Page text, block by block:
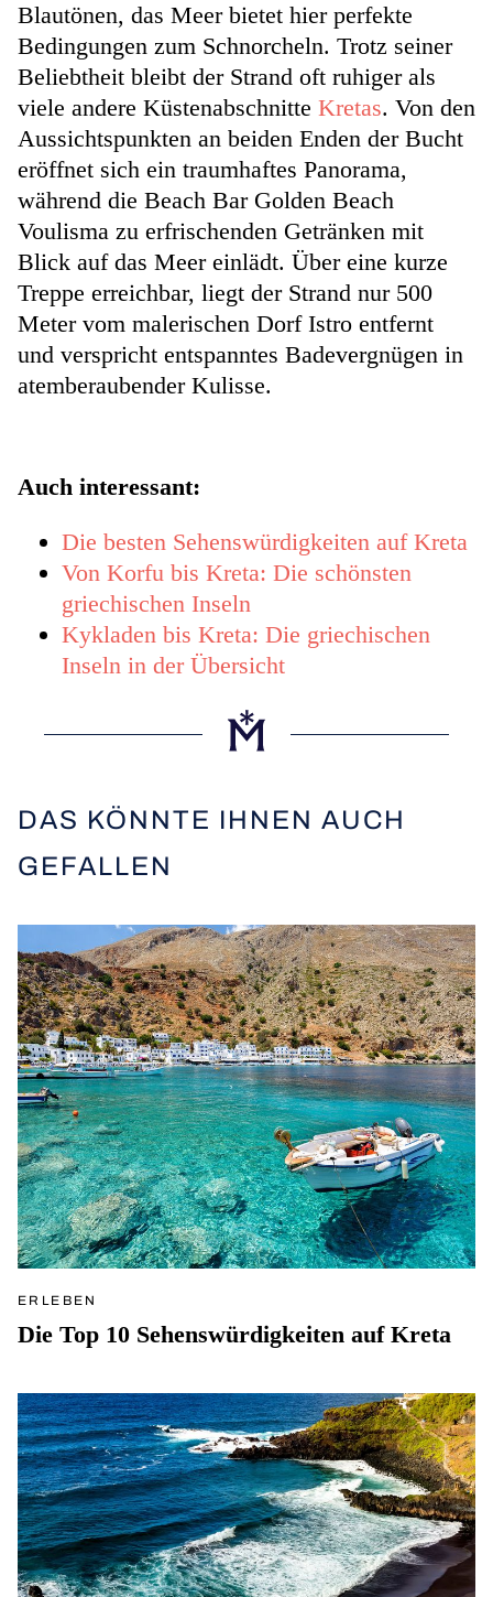
Blautönen, das Meer bietet hier perfekte
Bedingungen zum Schnorcheln. Trotz seiner
Beliebtheit bleibt der Strand oft ruhiger als
viele andere Küstenabschnitte Kretas. Von den
Aussichtspunkten an beiden Enden der Bucht
eröffnet sich ein traumhaftes Panorama,
während die Beach Bar Golden Beach
Voulisma zu erfrischenden Getränken mit
Blick auf das Meer einlädt. Über eine kurze
Treppe erreichbar, liegt der Strand nur 500
Meter vom malerischen Dorf Istro entfernt
und verspricht entspanntes Badevergnügen in
atemberaubender Kulisse.
Auch interessant:
Die besten Sehenswürdigkeiten auf Kreta
Von Korfu bis Kreta: Die schönsten
griechischen Inseln
Kykladen bis Kreta: Die griechischen
Inseln in der Übersicht
DAS KÖNNTE IHNEN AUCH
GEFALLEN
ERLEBEN
Die Top 10 Sehenswürdigkeiten auf Kreta